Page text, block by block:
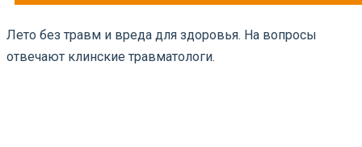
Лето без травм и вреда для здоровья. На вопросы
отвечают клинские травматологи.